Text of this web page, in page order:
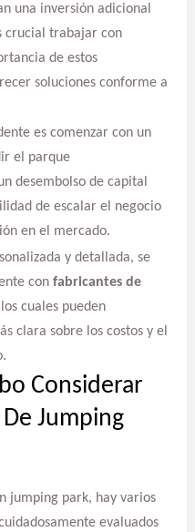
una inversión adicional
crucial trabajar con
de estos
soluciones conforme a
es comenzar con un
el parque
desembolso de capital
de escalar el negocio
en el mercado.
y detallada, se
con fabricantes de
cuales pueden
clara sobre los costos y el
Considerar
Jumping
jumping park, hay varios
evaluados